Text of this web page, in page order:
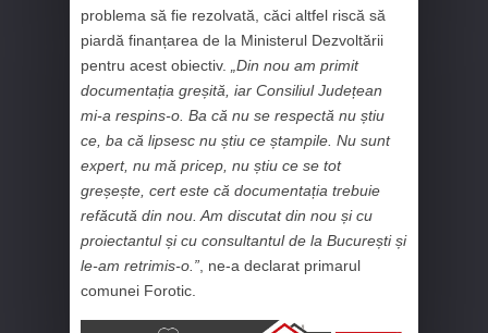
problema să fie rezolvată, căci altfel riscă să
piardă finanțarea de la Ministerul Dezvoltării
pentru acest obiectiv. „Din nou am primit
documentația greșită, iar Consiliul Județean
mi-a respins-o. Ba că nu se respectă nu știu
ce, ba că lipsesc nu știu ce ștampile. Nu sunt
expert, nu mă pricep, nu știu ce se tot
greșește, cert este că documentația trebuie
refăcută din nou. Am discutat din nou și cu
proiectantul și cu consultantul de la București și
le-am retrimis-o.”, ne-a declarat primarul
comunei Forotic.